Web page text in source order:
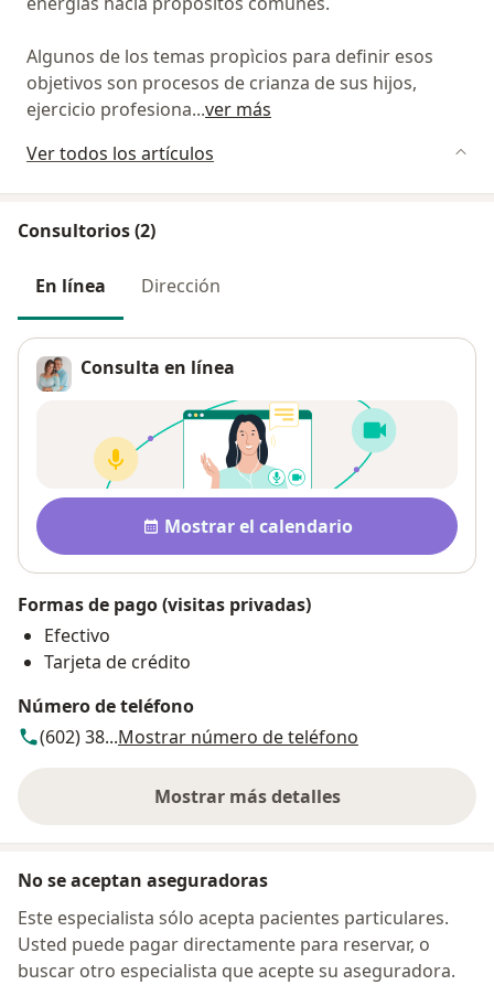
Algunos de los temas propìcios para definir esos
objetivos son procesos de crianza de sus hijos,
ejercicio profesiona...ver más
Ver todos los artículos
Consultorios (2)
En línea Dirección
Consulta en línea
Disponibilidad
Mostrar el calendario
Formas de pago (visitas privadas)
Efectivo
Tarjeta de crédito
Número de teléfono
(602) 38...Mostrar número de teléfono
Mostrar más detalles
sobre la dirección
No se aceptan aseguradoras
Este especialista sólo acepta pacientes particulares.
Usted puede pagar directamente para reservar, o
buscar otro especialista que acepte su aseguradora.